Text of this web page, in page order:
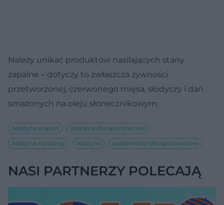
Należy unikać produktów nasilających stany
zapalne – dotyczy to zwłaszcza żywności
przetworzonej, czerwonego mięsa, słodyczy i dań
smażonych na oleju słonecznikowym.
żelatyna a sport
żelatyna dla sportowców
żelatyna na stawy
żelatyna suplementy dla sportowców
NASI PARTNERZY POLECAJĄ